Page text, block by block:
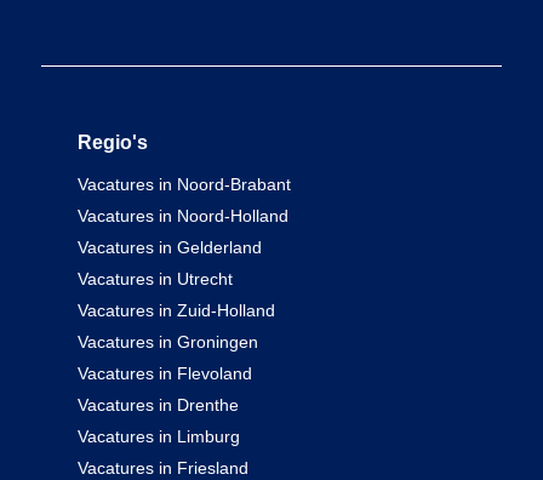
Regio's
Vacatures in Noord-Brabant
Vacatures in Noord-Holland
Vacatures in Gelderland
Vacatures in Utrecht
Vacatures in Zuid-Holland
Vacatures in Groningen
Vacatures in Flevoland
Vacatures in Drenthe
Vacatures in Limburg
Vacatures in Friesland